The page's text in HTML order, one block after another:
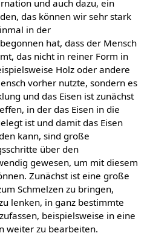
und auch dazu, ein
das können wir sehr stark
in der
hat, dass der Mensch
das nicht in reiner Form in
Holz oder andere
vorher nutzte, sondern es
und das Eisen ist zunächst
in der das Eisen in die
ist und damit das Eisen
kann, sind große
über den
gewesen, um mit diesem
Zunächst ist eine große
Schmelzen zu bringen,
lenken, in ganz bestimmte
beispielsweise in eine
weiter zu bearbeiten.